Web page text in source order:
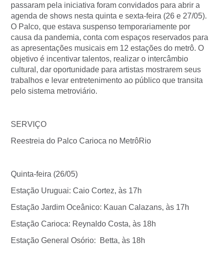
passaram pela iniciativa foram convidados para abrir a
agenda de shows nesta quinta e sexta-feira (26 e 27/05).
O Palco, que estava suspenso temporariamente por
causa da pandemia, conta com espaços reservados para
as apresentações musicais em 12 estações do metrô. O
objetivo é incentivar talentos, realizar o intercâmbio
cultural, dar oportunidade para artistas mostrarem seus
trabalhos e levar entretenimento ao público que transita
pelo sistema metroviário.
SERVIÇO
Reestreia do Palco Carioca no MetrôRio
Quinta-feira (26/05)
Estação Uruguai: Caio Cortez, às 17h
Estação Jardim Oceânico: Kauan Calazans, às 17h
Estação Carioca: Reynaldo Costa, às 18h
Estação General Osório: Betta, às 18h